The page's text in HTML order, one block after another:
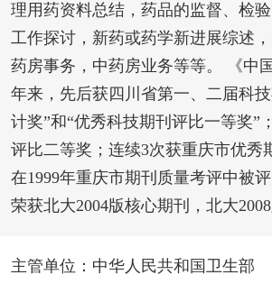
理用药资料总结，药品的监督、检
工作探讨，新药或药学新进展综述
药房事务，中药房业务等等。 《中
年来，先后获四川省第一、二届科
计奖”和“优秀科技期刊评比一等奖”
评比二等奖；连续3次获重庆市优秀
在1999年重庆市期刊质量考评中被评
荣获北大2004版核心期刊，北大2008
主管单位：中华人民共和国卫生部